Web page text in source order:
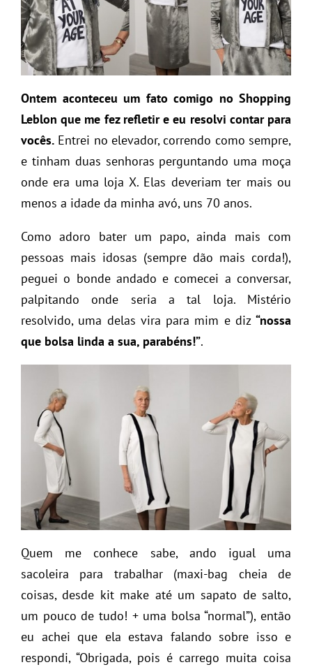
Ontem aconteceu um fato comigo no Shopping
Leblon que me fez refletir e eu resolvi contar para
vocês. Entrei no elevador, correndo como sempre,
e tinham duas senhoras perguntando uma moça
onde era uma loja X. Elas deveriam ter mais ou
menos a idade da minha avó, uns 70 anos.
Como adoro bater um papo, ainda mais com
pessoas mais idosas (sempre dão mais corda!),
peguei o bonde andado e comecei a conversar,
palpitando onde seria a tal loja. Mistério
resolvido, uma delas vira para mim e diz “nossa
que bolsa linda a sua, parabéns!”.
Quem me conhece sabe, ando igual uma
sacoleira para trabalhar (maxi-bag cheia de
coisas, desde kit make até um sapato de salto,
um pouco de tudo! + uma bolsa “normal”), então
eu achei que ela estava falando sobre isso e
respondi, “Obrigada, pois é carrego muita coisa